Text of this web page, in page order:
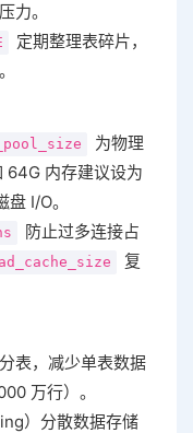
力。
定期整理表碎片，
为物理
64G 内存建议设为
I/O。
防止过多连接占
复
表，减少单表数据
万行）。
）分散数据存储